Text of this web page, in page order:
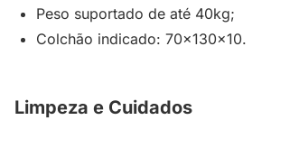
Peso suportado de até 40kg;
Colchão indicado: 70x130x10.
Limpeza e Cuidados